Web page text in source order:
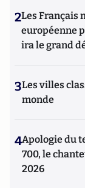
2Les Français
européenne
ira le grand
3Les villes
monde
4Apologie du
700, le
2026